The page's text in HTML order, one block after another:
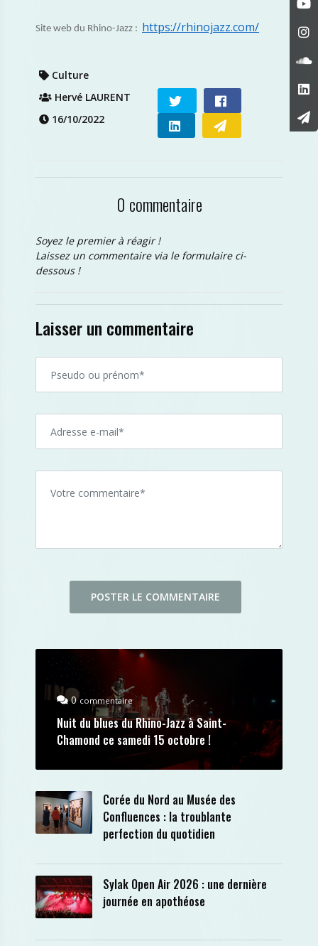
Site web du Rhino-Jazz : https://rhinojazz.com/
Culture
Hervé LAURENT
16/10/2022
0 commentaire
Soyez le premier à réagir !
Laissez un commentaire via le formulaire ci-
dessous !
Laisser un commentaire
0commentaire
Nuit du blues du Rhino-Jazz à Saint-
Chamond ce samedi 15 octobre !
Corée du Nord au Musée des
Confluences : la troublante
perfection du quotidien
Sylak Open Air 2026 : une dernière
journée en apothéose